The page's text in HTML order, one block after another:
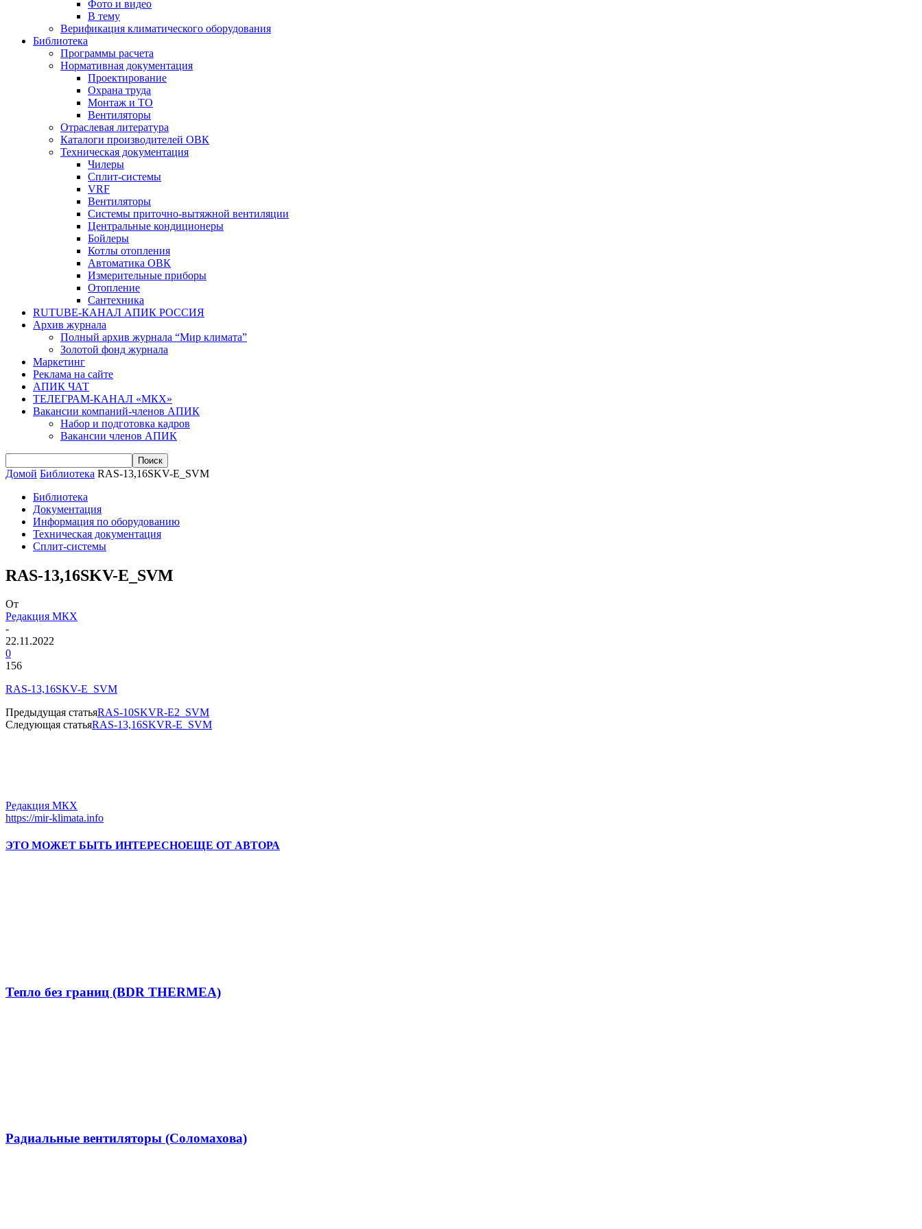
Фото и видео
В тему
Верификация климатического оборудования
Библиотека
Программы расчета
Нормативная документация
Проектирование
Охрана труда
Монтаж и ТО
Вентиляторы
Отраслевая литература
Каталоги производителей ОВК
Техническая документация
Чилеры
Сплит-системы
VRF
Вентиляторы
Системы приточно-вытяжной вентиляции
Центральные кондиционеры
Бойлеры
Котлы отопления
Автоматика ОВК
Измерительные приборы
Отопление
Сантехника
RUTUBE-КАНАЛ АПИК РОССИЯ
Архив журнала
Полный архив журнала “Мир климата”
Золотой фонд журнала
Маркетинг
Реклама на сайте
АПИК ЧАТ
ТЕЛЕГРАМ-КАНАЛ «МКХ»
Вакансии компаний-членов АПИК
Набор и подготовка кадров
Вакансии членов АПИК
Домой Библиотека RAS-13,16SKV-E_SVM
Библиотека
Документация
Информация по оборудованию
Техническая документация
Сплит-системы
RAS-13,16SKV-E_SVM
От
Редакция МКХ
-
22.11.2022
0
156
RAS-13,16SKV-E_SVM
Предыдущая статьяRAS-10SKVR-E2_SVM
Следующая статьяRAS-13,16SKVR-E_SVM
Редакция МКХ
https://mir-klimata.info
ЭТО МОЖЕТ БЫТЬ ИНТЕРЕСНОЕЩЕ ОТ АВТОРА
Тепло без границ (BDR THERMEA)
Радиальные вентиляторы (Соломахова)